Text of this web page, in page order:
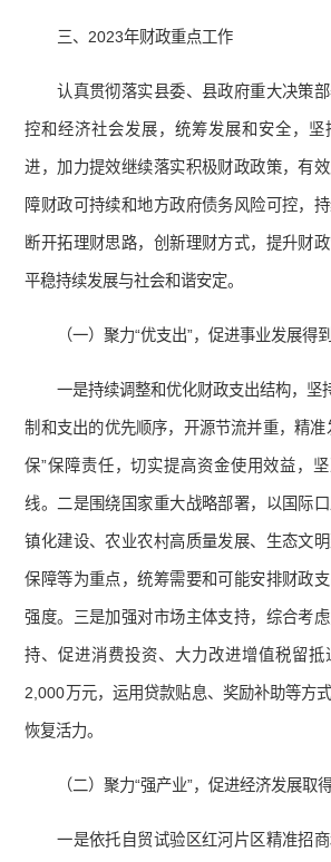
三、2023年财政重点工作
认真贯彻落实县委、县政府重大决策
控和经济社会发展，统筹发展和安全，坚
进，加力提效继续落实积极财政政策，有
障财政可持续和地方政府债务风险可控，
断开拓理财思路，创新理财方式，提升财
平稳持续发展与社会和谐安定。
（一）聚力“优支出”，促进事业发展得
一是持续调整和优化财政支出结构，坚
制和支出的优先顺序，开源节流并重，精准
保”保障责任，切实提高资金使用效益，
线。二是围绕国家重大战略部署，以国际
镇化建设、农业农村高质量发展、生态文
保障等为重点，统筹需要和可能安排财政
强度。三是加强对市场主体支持，综合考
持、促进消费投资、大力改进增值税留抵
2,000万元，运用贷款贴息、奖励补助等方
恢复活力。
（二）聚力“强产业”，促进经济发展取
一是依托自贸试验区红河片区精准招